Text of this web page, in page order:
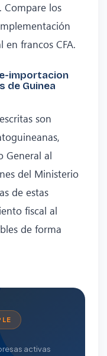
Compare los
francos CFA.
importacion
de Guinea
son
General al
del Ministerio
de estas
fiscal al
de forma
activas